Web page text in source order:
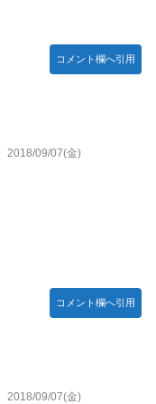
コメント欄へ引用
2018/09/07(金)
コメント欄へ引用
2018/09/07(金)